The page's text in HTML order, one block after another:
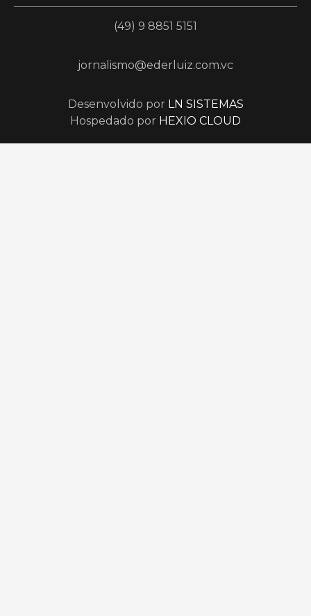
(49) 9 8851 5151
jornalismo@ederluiz.com.vc
Desenvolvido por LN SISTEMAS
Hospedado por HEXIO CLOUD